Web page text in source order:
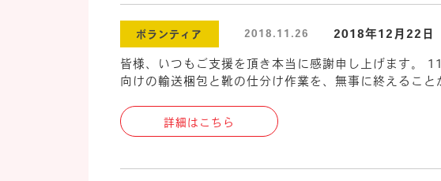
ボランティア 2018.11.26 2018年12月22日
皆様、いつもご支援を頂き本当に感謝申し上げます。
向けの輸送梱包と靴の仕分け作業を、無事に終えるこ
詳細はこちら